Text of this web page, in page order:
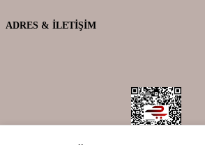
ADRES & İLETIŞIM